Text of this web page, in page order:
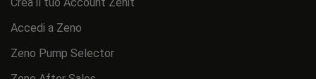
Accedi a Zeno
Zeno Pump Selector